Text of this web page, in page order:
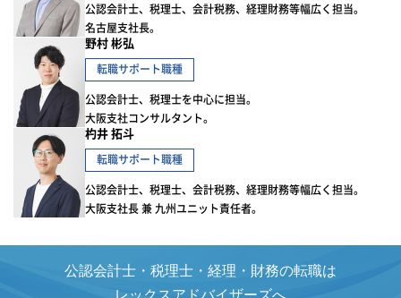
公認会計士、税理士、会計税務、経理財務等幅広く担当。
名古屋支社長。
野村 彬弘
転職サポート職種
公認会計士、税理士を中心に担当。
大阪支社コンサルタント。
杓井 拓斗
転職サポート職種
公認会計士、税理士、会計税務、経理財務等幅広く担当。
大阪支社長 兼 九州ユニット責任者。
公認会計士・税理士・経理・財務の転職は
レックスアドバイザーズへ